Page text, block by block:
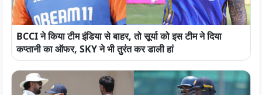
BCCI ने किया टीम इंडिया से बाहर, तो सूर्या को इस टीम ने दिया
कप्तानी का ऑफर, SKY ने भी तुरंत कर डाली हां